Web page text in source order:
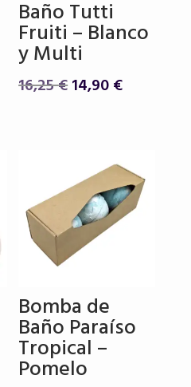
Baño Tutti
Fruiti – Blanco
y Multi
16,25€El
16,25 €.
14,90€El
14,90 €.
Bomba de
Baño Paraíso
Tropical –
Pomelo